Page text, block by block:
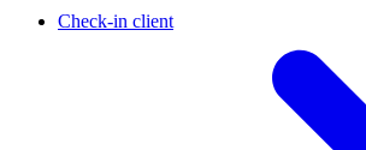
Check-in client